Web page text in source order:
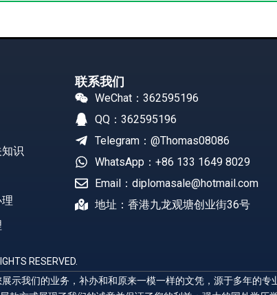
识
联系我们
WeChat：362595196
QQ：362595196
Telegram：@Thomas08086
WhatsApp：+86 133 1649 8029
Email：diplomasale@hotmail.com
地址：香港九龙观塘创业街36号
RESERVED.
示我们的业务，补办和和原来一模一样的文凭，源于多年的